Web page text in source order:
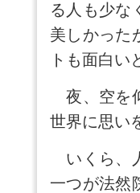
る人も少な
美しかった
トも面白い
夜、空を
世界に思い
いくら、
一つが法然